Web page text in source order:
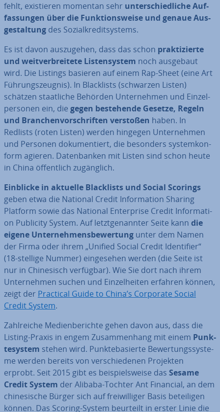
fehlt, exis­tie­ren momentan sehr un­ter­schied­li­che Auf­
fas­sun­gen über die Funk­ti­ons­wei­se und genaue Aus­
ge­stal­tung des So­zi­al­kre­dit­sys­tems.
Es ist davon aus­zu­ge­hen, dass das schon prak­ti­zier­te
und weit­ver­brei­te­te Lis­ten­sys­tem noch ausgebaut
wird. Die Listings basieren auf einem Rap-Sheet (eine Art
Füh­rungs­zeug­nis). In Black­lists (schwarzen Listen)
schätzen staat­li­che Behörden Un­ter­neh­men und Ein­zel­
per­so­nen ein, die gegen be­stehen­de Gesetze, Regeln
und Bran­chen­vor­schrif­ten verstoßen haben. In
Redlists (roten Listen) werden hingegen Un­ter­neh­men
und Personen do­ku­men­tiert, die besonders sys­tem­kon­
form agieren. Da­ten­ban­ken mit Listen sind schon heute
in China öf­fent­lich zu­gäng­lich.
Einblicke in aktuelle Black­lists und Social Scorings
geben etwa die National Credit In­for­ma­ti­on Sharing
Platform sowie das National En­ter­pri­se Credit In­for­ma­ti­
on Publicity System. Auf letzt­ge­nann­ter Seite kann die
eigene Un­ter­neh­mens­be­wer­tung unter dem Namen
der Firma oder ihrem „Unified Social Credit Iden­ti­fier“
(18-stellige Nummer) ein­ge­se­hen werden (die Seite ist
nur in Chi­ne­sisch verfügbar). Wie Sie dort nach ihrem
Un­ter­neh­men suchen und Ein­zel­hei­ten erfahren können,
zeigt der Practical Guide to China’s Corporate Social
Credit System.
Zahl­rei­che Me­di­en­be­rich­te gehen davon aus, dass die
Listing-Praxis in engem Zu­sam­men­hang mit einem Punk­
te­sys­tem stehen wird. Punk­te­ba­sier­te Be­wer­tungs­sys­te­
me werden bereits von ver­schie­de­nen Projekten
erprobt. Seit 2015 gibt es bei­spiels­wei­se das Sesame
Credit System der Alibaba-Tochter Ant Financial, an dem
chi­ne­si­sche Bürger sich auf frei­wil­li­ger Basis be­tei­li­gen
können. Das Scoring-System beurteilt in erster Linie die